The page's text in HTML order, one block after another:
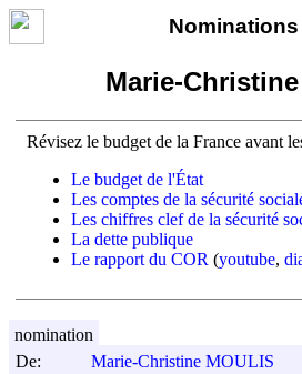
Nominations
Marie-
Révisez le budget de la France avant
Le budget de l'État
Les comptes de la sécurité
Les chiffres clef de la sécurité
La dette publique
Le rapport du COR (youtube,
De:
Marie-Christine MOULIS
nomination